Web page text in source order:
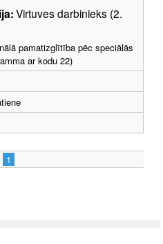
Virtuves darbinieks (2.
pamatizglītība pēc speciālās
ar kodu 22)
1